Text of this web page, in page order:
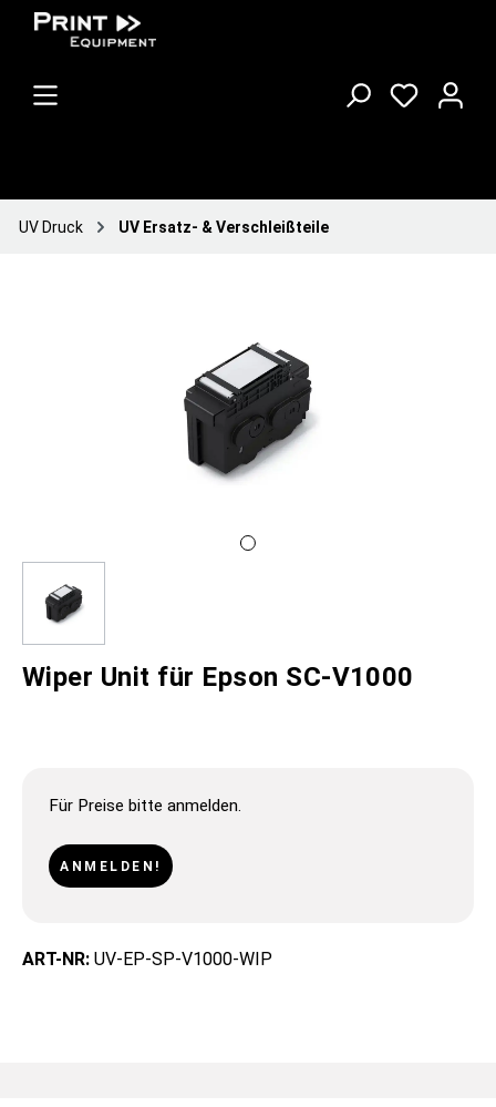
UV Druck UV Ersatz- & Verschleißteile
Wiper Unit für Epson SC-V1000
Für Preise bitte anmelden.
ANMELDEN!
ART-NR: UV-EP-SP-V1000-WIP